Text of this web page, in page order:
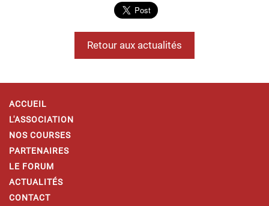
Retour aux actualités
ACCUEIL
L'ASSOCIATION
NOS COURSES
PARTENAIRES
LE FORUM
ACTUALITÉS
CONTACT